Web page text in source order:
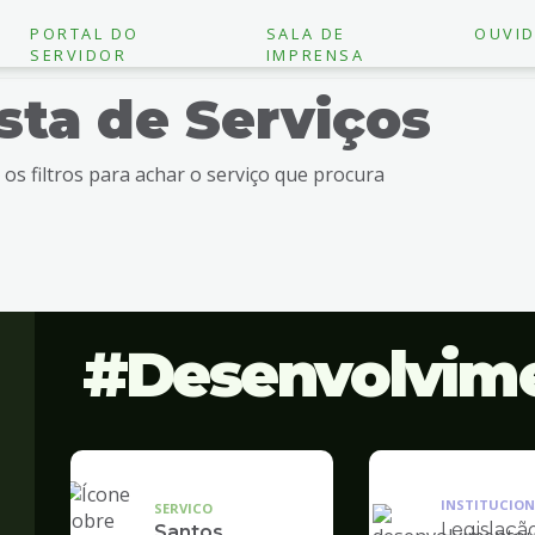
PORTAL DO
SERVIDOR
SALA DE
IMPRENSA
de Serviços
os filtros para achar o serviço que procura
SERVICO